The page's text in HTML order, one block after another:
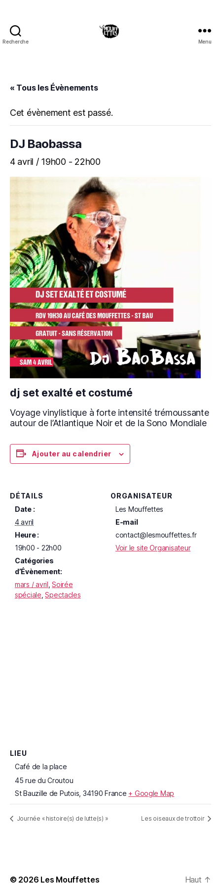
Recherche Menu
« Tous les Évènements
Cet évènement est passé.
DJ Baobassa
4 avril / 19h00 - 22h00
dj set exalté et costumé
Voyage vinylistique à forte intensité trémoussante
autour de l’Atlantique Noir et de la Sono Mondiale
Ajouter au calendrier
DÉTAILS
Date :
4 avril
Heure :
19h00 - 22h00
Catégories
d’Évènement:
mars / avril ,Soirée
spéciale ,Spectacles
ORGANISATEUR
Les Mouffettes
E-mail
contact@lesmouffettes.fr
Voir le site Organisateur
LIEU
Café de la place
45 rue du Croutou
St Bauzille de Putois 34190 France + Google Map
Journée « histoire(s) de lutte(s) » Les oiseaux de trottoir
© 2026 Les Mouffettes Haut ↑